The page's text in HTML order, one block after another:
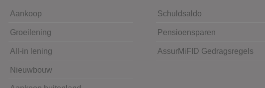
Aankoop
Groeilening
All-in lening
Nieuwbouw
Schuldsaldo
Pensioensparen
AssurMiFID Gedragsregels